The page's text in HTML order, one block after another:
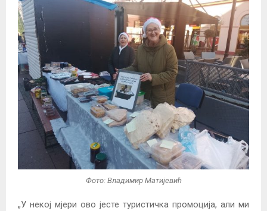
Фото: Владимир Матијевић
„У некој мјери ово јесте туристичка промоција, али ми